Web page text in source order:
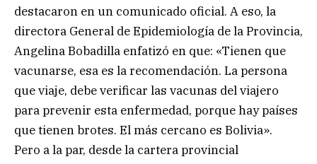
destacaron en un comunicado oficial. A eso, la
directora General de Epidemiología de la Provincia,
Angelina Bobadilla enfatizó en que: «Tienen que
vacunarse, esa es la recomendación. La persona
que viaje, debe verificar las vacunas del viajero
para prevenir esta enfermedad, porque hay países
que tienen brotes. El más cercano es Bolivia».
Pero a la par, desde la cartera provincial